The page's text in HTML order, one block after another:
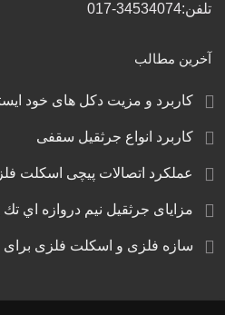
تلفن:34534074-017
آخرین مطالب
کاربرد و مزیت دکل های خود
کاربرد انواع جرثقیل سقفی
عملکرد اتصالات پیچی اسکلت
مزایای جرثقيل نيم دروازه اي
سازه فلزی و اسکلت فلزی